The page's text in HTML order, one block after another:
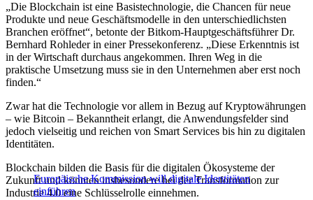
„Die Blockchain ist eine Basistechnologie, die Chancen für neue
Produkte und neue Geschäftsmodelle in den unterschiedlichsten
Branchen eröffnet“, betonte der Bitkom-Hauptgeschäftsführer Dr.
Bernhard Rohleder in einer Pressekonferenz. „Diese Erkenntnis ist
in der Wirtschaft durchaus angekommen. Ihren Weg in die
praktische Umsetzung muss sie in den Unternehmen aber erst noch
finden.“
Zwar hat die Technologie vor allem in Bezug auf Kryptowährungen
– wie Bitcoin – Bekanntheit erlangt, die Anwendungsfelder sind
jedoch vielseitig und reichen von Smart Services bis hin zu digitalen
Identitäten.
Europäische Kommission will digitale Identitäten
einführen
Blockchain bilden die Basis für die digitalen Ökosysteme der
Zukunft und könnten insbesondere bei der Transformation zur
Industrie 4.0 eine Schlüsselrolle einnehmen.